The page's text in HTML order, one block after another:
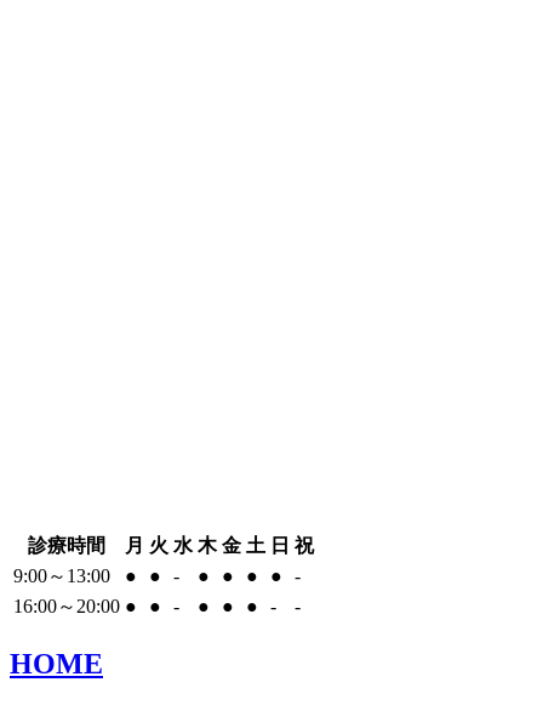
診療時間 月 火 水 木 金 土 日 祝
9:00～13:00
● ● - ● ● ● ●
-
16:00～20:00 ● ● - ● ● ● - -
HOME